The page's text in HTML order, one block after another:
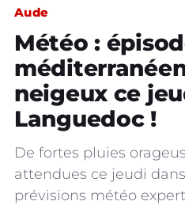
Aude
Météo :
neigeux ce
Languedoc !
De fortes pluies
attendues ce jeudi
prévisions météo